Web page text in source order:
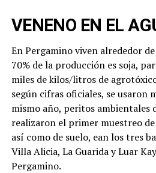
VENENO EN EL
En Pergamino viven alrededor
70% de la producción es soja,
miles de kilos/litros de
según cifras oficiales, se usaron
mismo año, peritos ambientales
realizaron el primer muestreo de
así como de suelo, ean los tres
Villa Alicia, La Guarida y Luar
Pergamino.